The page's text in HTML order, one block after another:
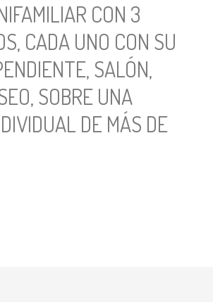
CON 3
CADA UNO CON SU
SALÓN,
SOBRE UNA
DE MÁS DE